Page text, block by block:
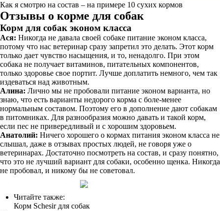
Как я смотрю на состав – на примере 10 сухих кормов
Отзывы о корме для собак
Корм для собак эконом класса
Ася: Никогда не давала своей собаке питание эконом класса,
потому что нас ветеринар сразу запретил это делать. Этот корм
только дает чувство насыщения, и то, ненадолго. При этом
собака не получает витаминов, питательных компонентов,
только здоровье свое портит. Лучше доплатить немного, чем так
издеваться над животным.
Алина: Лично мы не пробовали питание эконом варианта, но
знаю, что есть варианты недорого корма с боле-менее
нормальным составом. Поэтому его в дополнение дают собакам
в питомниках. Для разнообразия можно давать и такой корм,
если пес не привередливый и с хорошим здоровьем.
Анатолий: Ничего хорошего о кормах питания эконом класса не
слышал, даже в отзывах простых людей, не говоря уже о
ветеринарах. Достаточно посмотреть на состав, и сразу понятно,
что это не лучший вариант для собаки, особенно щенка. Никогда
не пробовал, и никому бы не советовал.
Читайте также:
Корм Schesir для собак